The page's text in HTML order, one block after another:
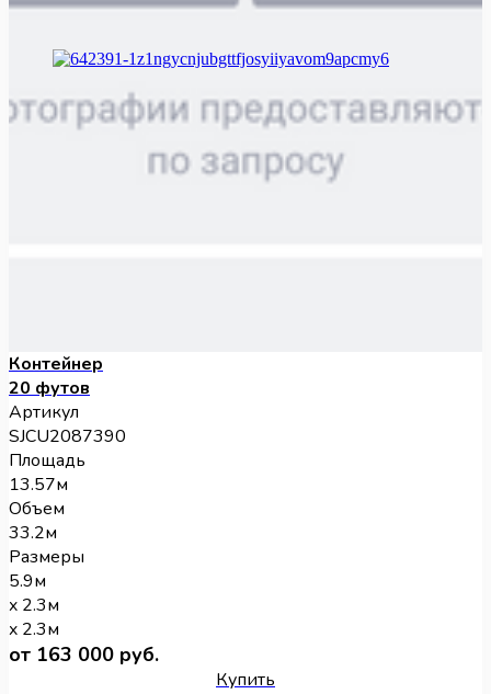
Контейнер
20 футов
Артикул
SJCU2087390
Площадь
13.57м
Объем
33.2м
Размеры
5.9м
x 2.3м
x 2.3м
от 163 000 руб.
Купить